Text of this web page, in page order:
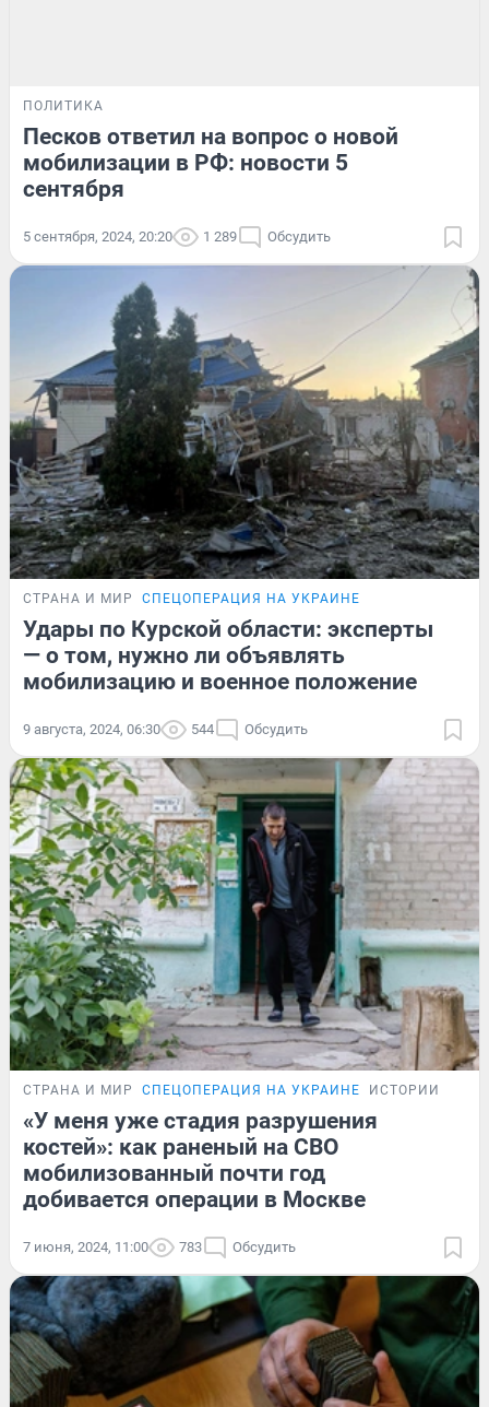
ПОЛИТИКА
Песков ответил на вопрос о новой
мобилизации в РФ: новости 5
сентября
5 сентября, 2024, 20:20 1 289 Обсудить
СТРАНА И МИР СПЕЦОПЕРАЦИЯ НА УКРАИНЕ
Удары по Курской области: эксперты
— о том, нужно ли объявлять
мобилизацию и военное положение
9 августа, 2024, 06:30 544 Обсудить
СТРАНА И МИР СПЕЦОПЕРАЦИЯ НА УКРАИНЕ ИСТОРИИ
«У меня уже стадия разрушения
костей»: как раненый на СВО
мобилизованный почти год
добивается операции в Москве
7 июня, 2024, 11:00 783 Обсудить